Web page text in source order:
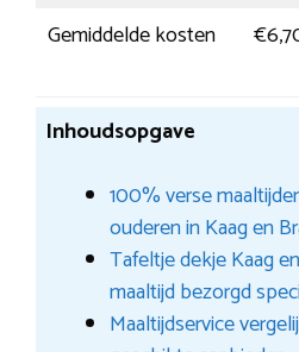
Gemiddelde kosten
Inhoudsopgave
100% verse
ouderen in Kaag en
Tafeltje dekje Kaag
maaltijd bezorgd
Maaltijdservice